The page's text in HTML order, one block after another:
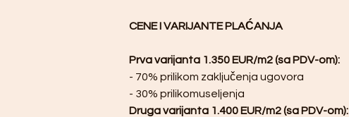
CENE I VARIJANTE PLAĆANJA
Prva varijanta 1.350 EUR/m2 (sa PDV-om):
- 70% prilikom zaključenja ugovora
- 30% prilikomuseljenja
Druga varijanta 1.400 EUR/m2 (sa PDV-om):